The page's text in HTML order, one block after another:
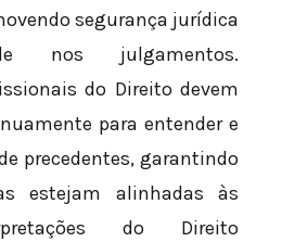
segurança jurídica
nos julgamentos.
do Direito devem
para entender e
precedentes, garantindo
estejam alinhadas às
do Direito